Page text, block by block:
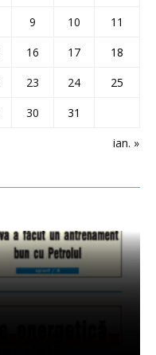
ian. »
9 10
11
16 17
18
23 24
25
30 31